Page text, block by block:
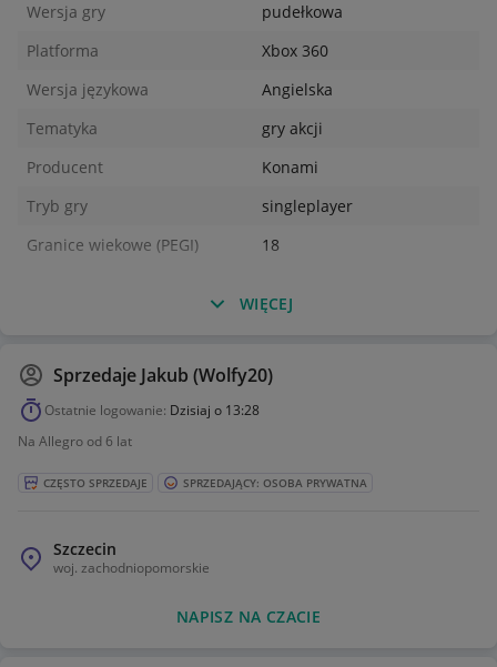
Wersja gry
pudełkowa
Platforma
Xbox 360
Wersja językowa
Angielska
Tematyka
gry akcji
Producent
Konami
Tryb gry
singleplayer
Granice wiekowe (PEGI)
18
WIĘCEJ
Sprzedaje Jakub (Wolfy20)
Ostatnie logowanie: Dzisiaj o 13:28
Na Allegro od 6 lat
CZĘSTO SPRZEDAJE SPRZEDAJĄCY: OSOBA PRYWATNA
Szczecin
woj. zachodniopomorskie
NAPISZ NA CZACIE